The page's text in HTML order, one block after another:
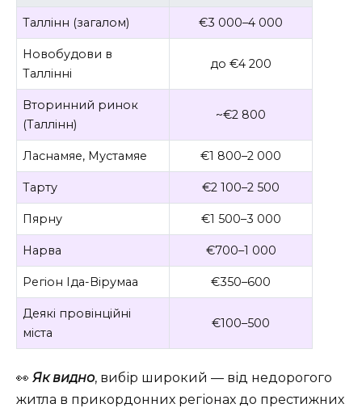
Таллінн (загалом) €3 000–4 000
Новобудови в
Таллінні
до €4 200
Вторинний ринок
(Таллінн)
~€2 800
Ласнамяе, Мустамяе €1 800–2 000
Тарту €2 100–2 500
Пярну €1 500–3 000
Нарва €700–1 000
Регіон Іда-Вірумаа €350–600
Деякі провінційні
міста
€100–500
👀 Як видно, вибір широкий — від недорогого
житла в прикордонних регіонах до престижних